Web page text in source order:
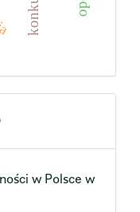
w Polsce w